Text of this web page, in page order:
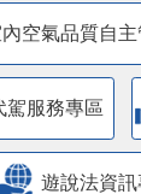
空氣品質自
駕服務專區
遊說法資訊